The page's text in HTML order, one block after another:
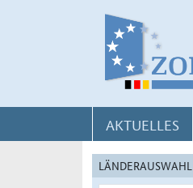
AKTUELLES
LÄNDERAUSWAHL